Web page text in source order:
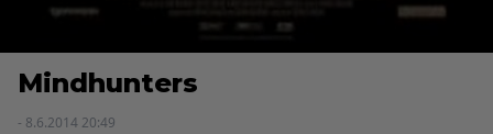
Mindhunters
- 8.6.2014 20:49